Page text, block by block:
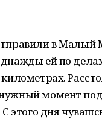
в Малый
ей по
момент
этого дня